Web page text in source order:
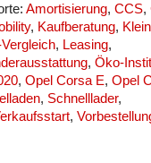
Amortisierung, CCS,
, Kaufberatung,
, Leasing,
, Öko-
, Opel Corsa E, Opel
, Schnelllader,
,